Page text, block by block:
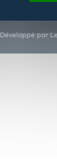
Développé par